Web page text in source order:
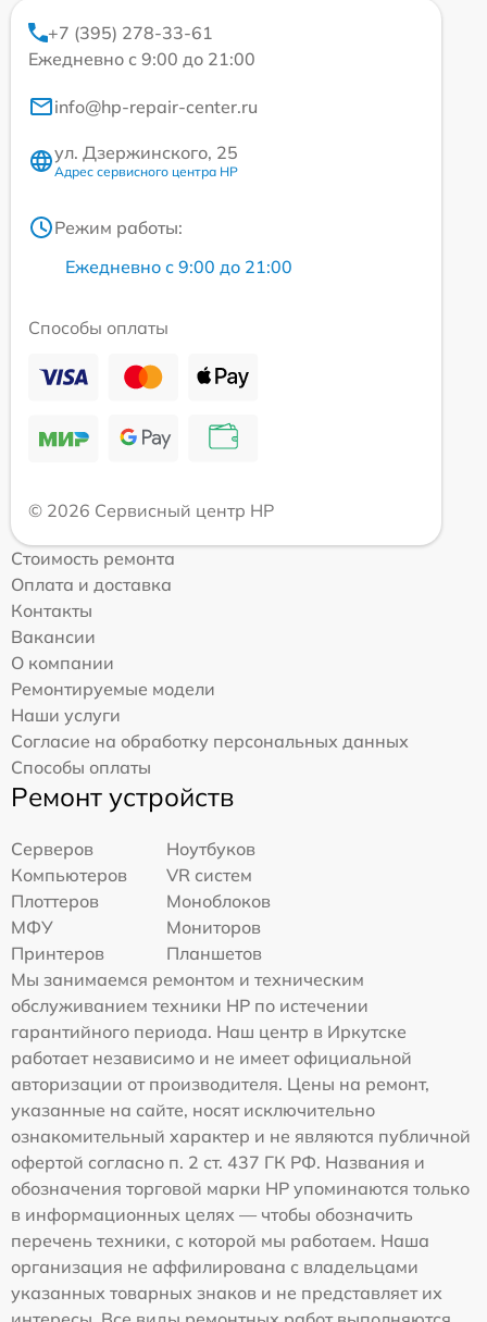
+7 (395) 278-33-61
Ежедневно с 9:00 до 21:00
info@hp-repair-center.ru
ул. Дзержинского, 25
Адрес сервисного центра HP
Режим работы:
Ежедневно с 9:00 до 21:00
Способы оплаты
© 2026 Сервисный центр HP
Стоимость ремонта
Оплата и доставка
Контакты
Вакансии
О компании
Ремонтируемые модели
Наши услуги
Согласие на обработку персональных данных
Способы оплаты
Ремонт устройств
Серверов
Ноутбуков
Компьютеров
VR систем
Плоттеров
Моноблоков
МФУ
Мониторов
Принтеров
Планшетов
Мы занимаемся ремонтом и техническим
обслуживанием техники HP по истечении
гарантийного периода. Наш центр в Иркутске
работает независимо и не имеет официальной
авторизации от производителя. Цены на ремонт,
указанные на сайте, носят исключительно
ознакомительный характер и не являются публичной
офертой согласно п. 2 ст. 437 ГК РФ. Названия и
обозначения торговой марки HP упоминаются только
в информационных целях — чтобы обозначить
перечень техники, с которой мы работаем. Наша
организация не аффилирована с владельцами
указанных товарных знаков и не представляет их